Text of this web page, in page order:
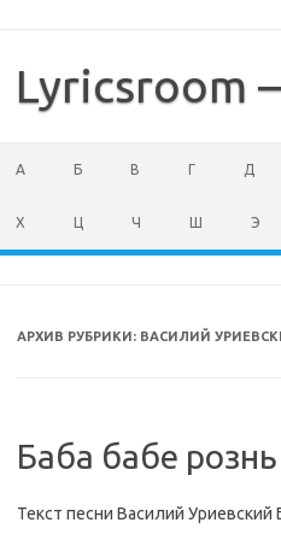
содержимому
Lyricsroom
А Б В Г Д
Х Ц Ч Ш Э
АРХИВ РУБРИКИ: ВАСИЛИЙ
Баба бабе рознь
Текст песни Василий Уриевский